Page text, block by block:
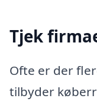
Tjek
Ofte er der
tilbyder